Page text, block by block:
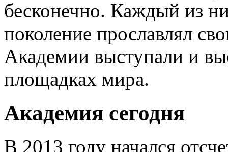
бесконечно. Каждый из
поколение прославлял
Академии выступали и
площадках мира.
Академия сегодня
В 2013 году начался